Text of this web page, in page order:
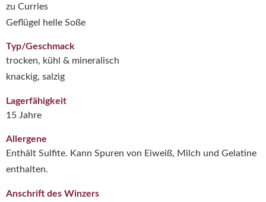
zu Curries
Geflügel helle Soße
Typ/Geschmack
trocken, kühl & mineralisch
knackig, salzig
Lagerfähigkeit
15 Jahre
Allergene
Enthält Sulfite. Kann Spuren von Eiweiß, Milch und Gelatine
enthalten.
Anschrift des Winzers